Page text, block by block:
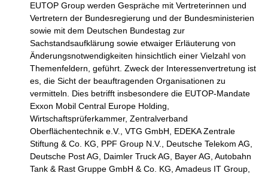
EUTOP Group werden Gespräche mit Vertreterinnen und
Vertretern der Bundesregierung und der Bundesministerien
sowie mit dem Deutschen Bundestag zur
Sachstandsaufklärung sowie etwaiger Erläuterung von
Änderungsnotwendigkeiten hinsichtlich einer Vielzahl von
Themenfeldern, geführt. Zweck der Interessenvertretung ist
es, die Sicht der beauftragenden Organisationen zu
vermitteln. Dies betrifft insbesondere die EUTOP-Mandate
Exxon Mobil Central Europe Holding,
Wirtschaftsprüferkammer, Zentralverband
Oberflächentechnik e.V., VTG GmbH, EDEKA Zentrale
Stiftung & Co. KG, PPF Group N.V., Deutsche Telekom AG,
Deutsche Post AG, Daimler Truck AG, Bayer AG, Autobahn
Tank & Rast Gruppe GmbH & Co. KG, Amadeus IT Group,